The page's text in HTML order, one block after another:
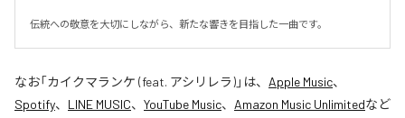
伝統への敬意を大切にしながら、新たな響きを目指した一曲です。
なお「カイクマランケ (feat. アシリレラ)」は、 Apple Music、
Spotify、 LINE MUSIC、 YouTube Music、 Amazon Music Unlimitedなど